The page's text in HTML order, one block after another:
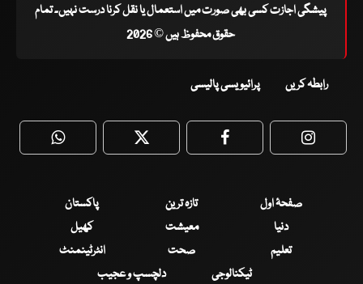
پیشگی اجازت کسی بھی صورت میں استعمال یا نقل کرنا درست نہیں۔ تمام
حقوق محفوظ ہیں © 2026
رابطہ کریں پرائیویسی پالیسی
WhatsApp Twitter Facebook
صفحۂ اول تازہ ترین
پاکستان
دنیا
معیشت
کھیل
تعلیم
صحت
انٹرٹینمنٹ
ٹیکنالوجی
دلچسپ و عجیب